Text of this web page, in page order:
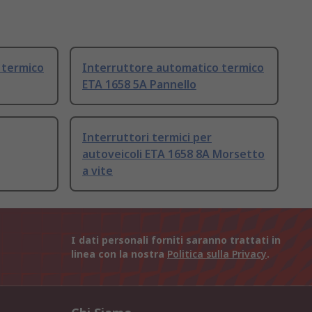
Interruttore automatico termico
ETA 1658 5A Pannello
Interruttori termici per
autoveicoli ETA 1658 8A Morsetto
a vite
I dati personali forniti saranno trattati in
linea con la nostra Politica sulla Privacy.